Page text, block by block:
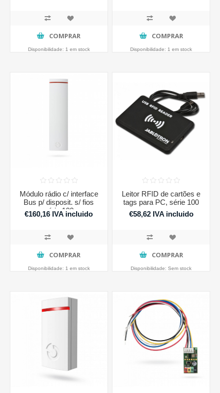
COMPRAR
Disponibilidade: 1 em stock
COMPRAR
Disponibilidade: 1 em stock
Módulo rádio c/ interface
Bus p/ disposit. s/ fios
série 100
€160,16 IVA incluido
COMPRAR
Disponibilidade: 1 em stock
Leitor RFID de cartões e
tags para PC, série 100
€58,62 IVA incluido
COMPRAR
Disponibilidade: Sem stock